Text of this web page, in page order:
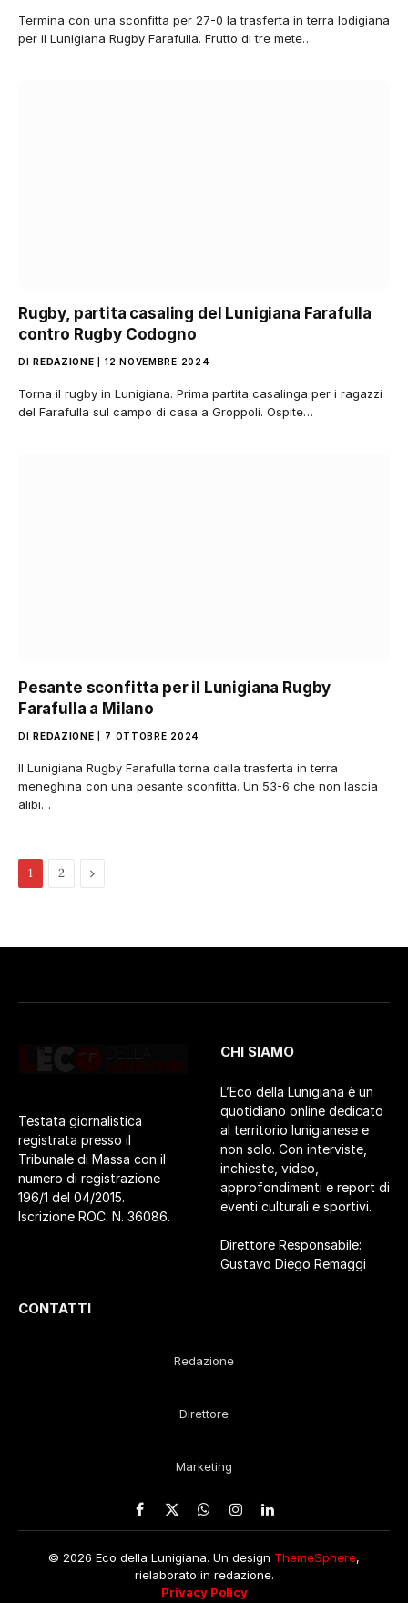
Termina con una sconfitta per 27-0 la trasferta in terra lodigiana
per il Lunigiana Rugby Farafulla. Frutto di tre mete…
Rugby, partita casaling del Lunigiana Farafulla
contro Rugby Codogno
DI REDAZIONE 12 NOVEMBRE 2024
Torna il rugby in Lunigiana. Prima partita casalinga per i ragazzi
del Farafulla sul campo di casa a Groppoli. Ospite…
Pesante sconfitta per il Lunigiana Rugby
Farafulla a Milano
DI REDAZIONE 7 OTTOBRE 2024
Il Lunigiana Rugby Farafulla torna dalla trasferta in terra
meneghina con una pesante sconfitta. Un 53-6 che non lascia
alibi…
1 2
Pagina
Testata giornalistica
registrata presso il
Tribunale di Massa con il
numero di registrazione
196/1 del 04/2015.
Iscrizione ROC. N. 36086.
CHI SIAMO
L’Eco della Lunigiana è un
quotidiano online dedicato
al territorio lunigianese e
non solo. Con interviste,
inchieste, video,
approfondimenti e report di
eventi culturali e sportivi.
Direttore Responsabile:
Gustavo Diego Remaggi
CONTATTI
Redazione
Direttore
Marketing
Facebook
X
WhatsApp
Instagram
LinkedIn
© 2026 Eco della Lunigiana. Un design ThemeSphere,
rielaborato in redazione.
Privacy Policy